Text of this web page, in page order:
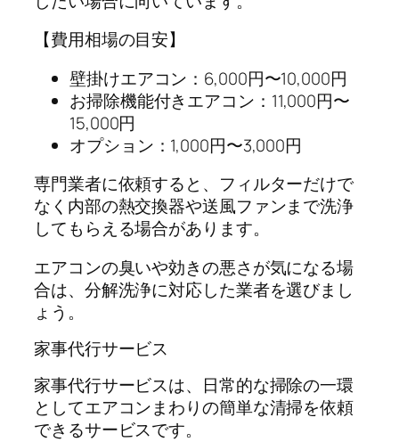
【費用相場の目安】
壁掛けエアコン：6,000円〜10,000円
お掃除機能付きエアコン：11,000円〜
15,000円
オプション：1,000円〜3,000円
専門業者に依頼すると、フィルターだけで
なく内部の熱交換器や送風ファンまで洗浄
してもらえる場合があります。
エアコンの臭いや効きの悪さが気になる場
合は、分解洗浄に対応した業者を選びまし
ょう。
家事代行サービス
家事代行サービスは、日常的な掃除の一環
としてエアコンまわりの簡単な清掃を依頼
できるサービスです。